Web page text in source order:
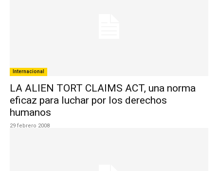
Internacional
LA ALIEN TORT CLAIMS ACT, una norma
eficaz para luchar por los derechos
humanos
29 febrero 2008